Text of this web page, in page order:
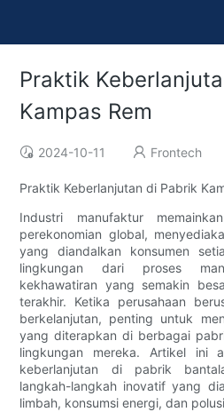
Praktik
Kampas Rem
2024-10-11 Frontech
Praktik Keberlanjutan di Pabrik
Industri manufaktur
perekonomian global,
yang diandalkan konsumen
lingkungan dari proses
kekhawatiran yang semakin
terakhir. Ketika perusahaan
berkelanjutan, penting untuk
yang diterapkan di berbagai
lingkungan mereka. Artikel ini
keberlanjutan di pabrik
langkah-langkah inovatif yang
limbah, konsumsi energi, dan